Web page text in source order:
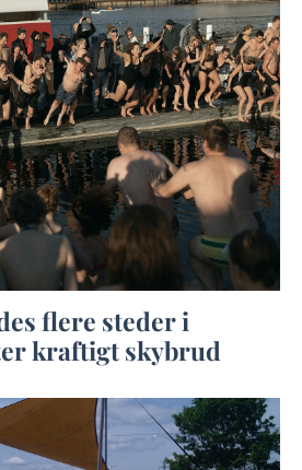
flere steder i
kraftigt skybrud